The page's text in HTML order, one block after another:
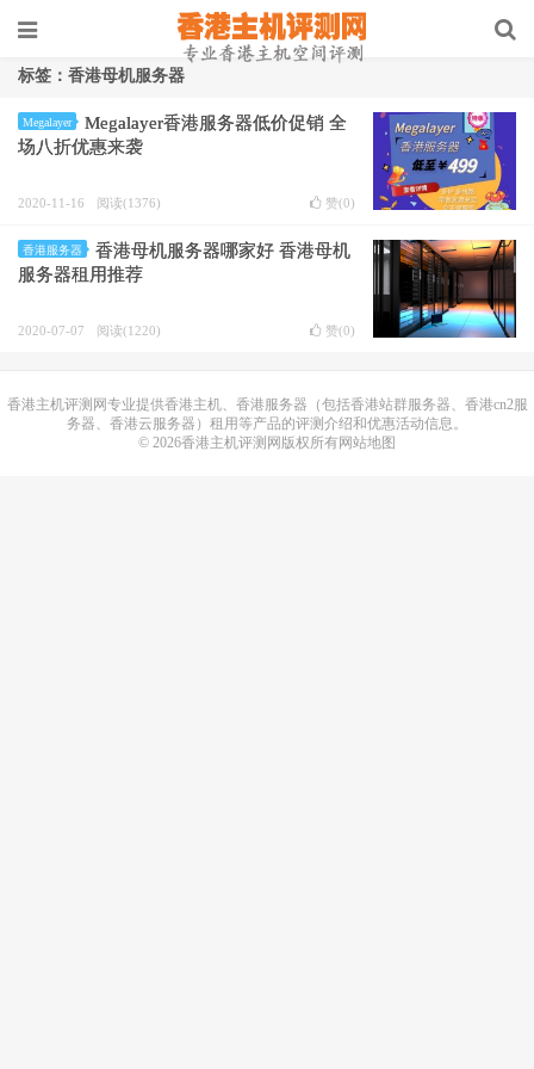
标签：香港母机服务器
Megalayer
Megalayer香港服务器低价促销 全
场八折优惠来袭
2020-11-16 阅读(1376) 赞(0)
香港服务器
香港母机服务器哪家好 香港母机
服务器租用推荐
2020-07-07 阅读(1220) 赞(0)
香港主机评测网专业提供香港主机、香港服务器（包括香港站群服务器、香港cn2服
务器、香港云服务器）租用等产品的评测介绍和优惠活动信息。
© 2026香港主机评测网版权所有网站地图